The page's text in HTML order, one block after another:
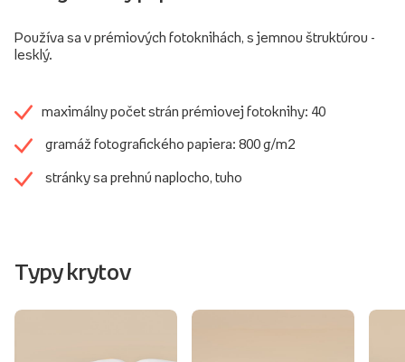
Používa sa v prémiových fotoknihách, s jemnou štruktúrou -
lesklý.
maximálny počet strán prémiovej fotoknihy: 40
gramáž fotografického papiera: 800 g/m2
stránky sa prehnú naplocho, tuho
Typy krytov